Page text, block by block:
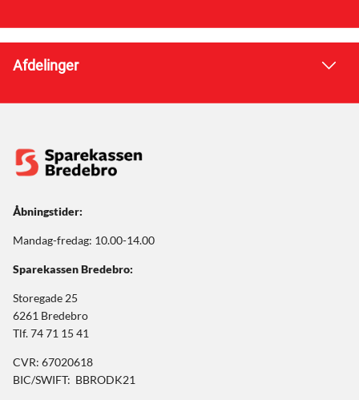
Afdelinger
Åbningstider:
Mandag-fredag: 10.00-14.00
Sparekassen Bredebro:
Storegade 25
6261 Bredebro
Tlf. 74 71 15 41
CVR: 67020618
BIC/SWIFT: BBRODK21